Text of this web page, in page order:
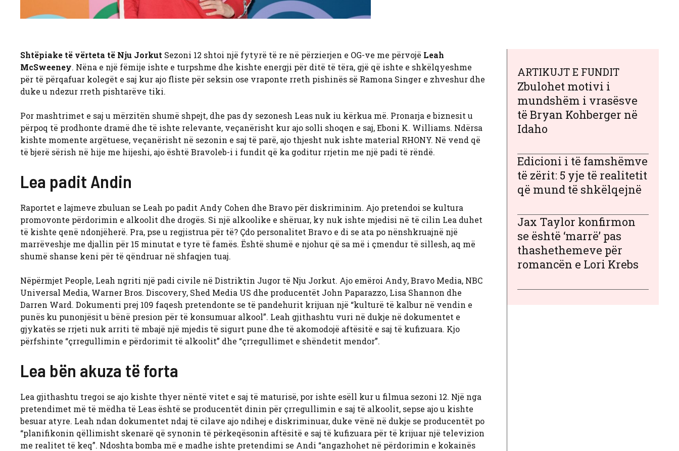
Shtëpiake të vërteta të Nju Jorkut Sezoni 12 shtoi një fytyrë të re në përzierjen e OG-ve me përvojë Leah
McSweeney. Nëna e një fëmije ishte e turpshme dhe kishte energji për ditë të tëra, gjë që ishte e shkëlqyeshme
për të përqafuar kolegët e saj kur ajo fliste për seksin ose vraponte rreth pishinës së Ramona Singer e zhveshur dhe
duke u ndezur rreth pishtarëve tiki.
Por mashtrimet e saj u mërzitën shumë shpejt, dhe pas dy sezonesh Leas nuk iu kërkua më. Pronarja e biznesit u
përpoq të prodhonte dramë dhe të ishte relevante, veçanërisht kur ajo solli shoqen e saj, Eboni K. Williams. Ndërsa
kishte momente argëtuese, veçanërisht në sezonin e saj të parë, ajo thjesht nuk ishte material RHONY. Në vend që
të bjerë sërish në hije me hijeshi, ajo është Bravoleb-i i fundit që ka goditur rrjetin me një padi të rëndë.
Lea padit Andin
Raportet e lajmeve zbuluan se Leah po padit Andy Cohen dhe Bravo për diskriminim. Ajo pretendoi se kultura
promovonte përdorimin e alkoolit dhe drogës. Si një alkoolike e shëruar, ky nuk ishte mjedisi në të cilin Lea duhet
të kishte qenë ndonjëherë. Pra, pse u regjistrua për të? Çdo personalitet Bravo e di se ata po nënshkruajnë një
marrëveshje me djallin për 15 minutat e tyre të famës. Është shumë e njohur që sa më i çmendur të sillesh, aq më
shumë shanse keni për të qëndruar në shfaqjen tuaj.
Nëpërmjet People, Leah ngriti një padi civile në Distriktin Jugor të Nju Jorkut. Ajo emëroi Andy, Bravo Media, NBC
Universal Media, Warner Bros. Discovery, Shed Media US dhe producentët John Paparazzo, Lisa Shannon dhe
Darren Ward. Dokumenti prej 109 faqesh pretendonte se të pandehurit krijuan një “kulturë të kalbur në vendin e
punës ku punonjësit u bënë presion për të konsumuar alkool”. Leah gjithashtu vuri në dukje në dokumentet e
gjykatës se rrjeti nuk arriti të mbajë një mjedis të sigurt pune dhe të akomodojë aftësitë e saj të kufizuara. Kjo
përfshinte “çrregullimin e përdorimit të alkoolit” dhe “çrregullimet e shëndetit mendor”.
Lea bën akuza të forta
Lea gjithashtu tregoi se ajo kishte thyer nëntë vitet e saj të maturisë, por ishte esëll kur u filmua sezoni 12. Një nga
pretendimet më të mëdha të Leas është se producentët dinin për çrregullimin e saj të alkoolit, sepse ajo u kishte
besuar atyre. Leah ndan dokumentet ndaj të cilave ajo ndihej e diskriminuar, duke vënë në dukje se producentët po
“planifikonin qëllimisht skenarë që synonin të përkeqësonin aftësitë e saj të kufizuara për të krijuar një televizion
me realitet të keq”. Ndoshta bomba më e madhe ishte pretendimi se Andi “angazhohet në përdorimin e kokainës
ARTIKUJT E FUNDIT
Zbulohet motivi i
mundshëm i vrasësve
të Bryan Kohberger në
Idaho
Edicioni i të famshëmve
të zërit: 5 yje të realitetit
që mund të shkëlqejnë
Jax Taylor konfirmon
se është ‘marrë’ pas
thashethemeve për
romancën e Lori Krebs